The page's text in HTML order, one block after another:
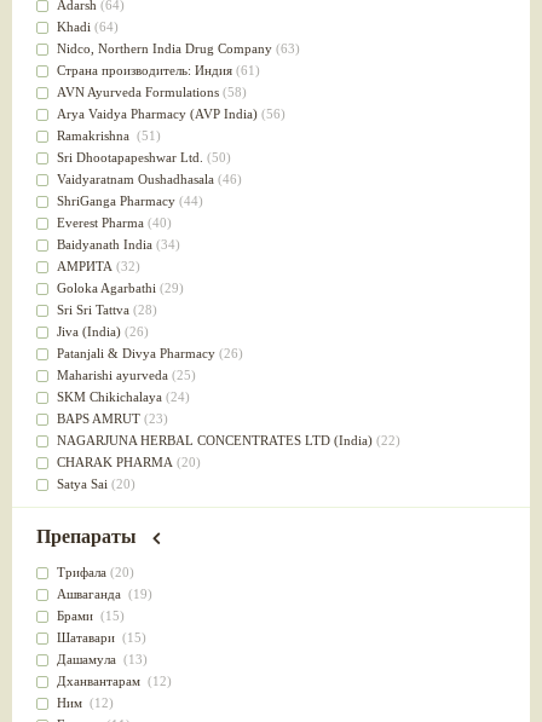
выводит токсины
Для здоровья печени
Для тела(39)
для очищения крови(38)
При диабете(38)
Антиоксидант(37)
Для Капха(Кафа) доши
От паразитов(37)
При расстройстве желудка (36)
Успокоительное(36)
Для глаз(34)
от геморроя(34)
Противовоспалительное
Для Питта доши(32)
Для сердца(32)
Для сосудов головного мозга
Для полости рта(32)
Дефицит железа(31)
Для лица(31)
Употребление в пищу
Ароматерапия(29)
Жаропонижающее(29)
для памяти(28)
для почек(28)
Слабительное (28)
Афродизиак(27)
Напитки(27)
Для йоги (27)
Для потенции(26)
Для душа(25)
для концентрации внимания
при нарушении эрекции
Adarsh (64)
Khadi (64)
Nidсo, Northern India Drug Company (63)
Страна производитель: Индия (61)
AVN Ayurveda Formulations (58)
Arya Vaidya Pharmacy (AVP India) (56)
Ramakrishna (51)
Sri Dhootapapeshwar Ltd. (50)
Vaidyaratnam Oushadhasala (46)
ShriGanga Pharmacy (44)
Everest Pharma (40)
Baidyanath India (34)
АМРИТА (32)
Goloka Agarbathi (29)
Sri Sri Tattva (28)
Jiva (India) (26)
Patanjali & Divya Pharmacy (26)
Maharishi ayurveda (25)
SKM Chikichalaya (24)
BAPS AMRUT (23)
NAGARJUNA HERBAL CONCENTRATES LTD (India) (22)
CHARAK PHARMA (20)
Satya Sai (20)
Vyas(20)
Kerala Ayurveda
(19)
Organic India pvt ltd
Lalita(16)
Ashtang Herbals
Alarsin(14)
Vasu Health care
Baraka(13)
Dabur India Ltd
Препараты
Трифала (20)
Ашваганда (19)
Брами (15)
Шатавари (15)
Дашамула (13)
Дханвантарам (12)
Ним (12)